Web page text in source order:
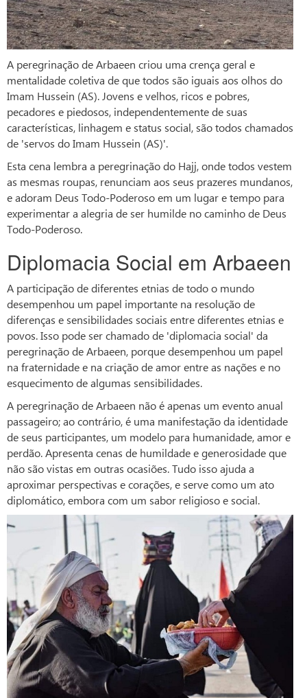
A peregrinação de Arbaeen criou uma crença geral e
mentalidade coletiva de que todos são iguais aos olhos do
Imam Hussein (AS). Jovens e velhos, ricos e pobres,
pecadores e piedosos, independentemente de suas
características, linhagem e status social, são todos chamados
de 'servos do Imam Hussein (AS)'.
Esta cena lembra a peregrinação do Hajj, onde todos vestem
as mesmas roupas, renunciam aos seus prazeres mundanos,
e adoram Deus Todo-Poderoso em um lugar e tempo para
experimentar a alegria de ser humilde no caminho de Deus
Todo-Poderoso.
Diplomacia Social em Arbaeen
A participação de diferentes etnias de todo o mundo
desempenhou um papel importante na resolução de
diferenças e sensibilidades sociais entre diferentes etnias e
povos. Isso pode ser chamado de 'diplomacia social' da
peregrinação de Arbaeen, porque desempenhou um papel
na fraternidade e na criação de amor entre as nações e no
esquecimento de algumas sensibilidades.
A peregrinação de Arbaeen não é apenas um evento anual
passageiro; ao contrário, é uma manifestação da identidade
de seus participantes, um modelo para humanidade, amor e
perdão. Apresenta cenas de humildade e generosidade que
não são vistas em outras ocasiões. Tudo isso ajuda a
aproximar perspectivas e corações, e serve como um ato
diplomático, embora com um sabor religioso e social.